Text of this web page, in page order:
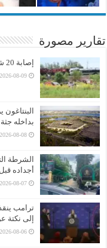
تقارير مصورة
إصابة 20 شخصا بتصادم قطارين في كرواتيا
2026-08-09
بداخله
2026-08-08
الشرطة
أجداده
2026-08-07
ترامب
إلى نكتة
2026-08-06